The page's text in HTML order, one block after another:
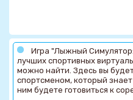
Игра "Лыжный
лучших спортивных
можно найти. Здесь вы
спортсменом, который
ним будете готовиться к